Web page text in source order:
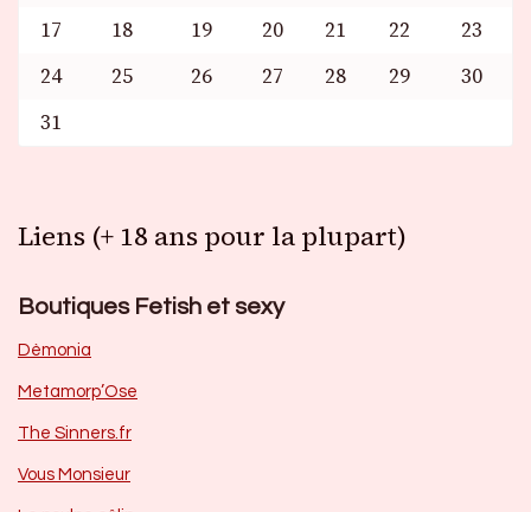
17
18 19 20 21 22
23
24
25 26 27 28 29
30
31
Liens (+ 18 ans pour la plupart)
Boutiques Fetish et sexy
Dèmonia
Metamorp’Ose
The Sinners.fr
Vous Monsieur